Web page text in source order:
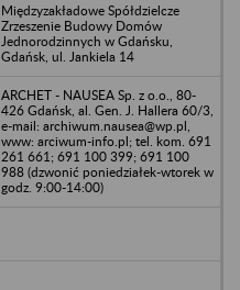
Międzyzakładowe Spółdzielcze
Zrzeszenie Budowy Domów
Jednorodzinnych w Gdańsku,
Gdańsk, ul. Jankiela 14
ARCHET - NAUSEA Sp. z o.o., 80-
426 Gdańsk, al. Gen. J. Hallera 60/3,
e-mail: archiwum.nausea@wp.pl,
www: arciwum-info.pl; tel. kom. 691
261 661; 691 100 399; 691 100
988 (dzwonić poniedziałek-wtorek w
godz. 9:00-14:00)